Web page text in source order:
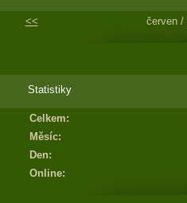
<< červen /
Statistiky
Online:
Celkem:
Měsíc:
Den: